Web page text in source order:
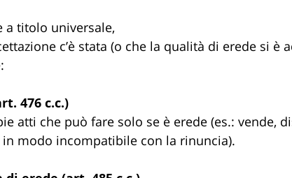
a titolo universale,
c’è stata (o che la qualità di erede si è
476 c.c.)
atti che può fare solo se è erede (es.: vende,
modo incompatibile con la rinuncia).